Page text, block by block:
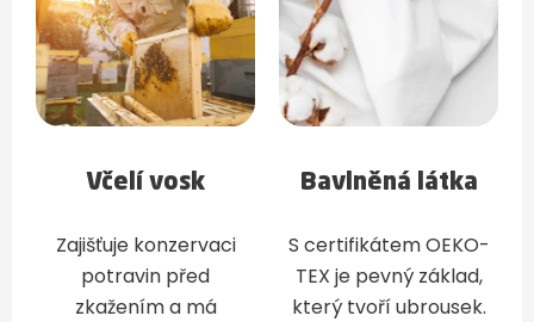
Včelí vosk
Zajišťuje konzervaci
potravin před
zkažením a má
Bavlněná látka
S certifikátem OEKO-
TEX je pevný základ,
který tvoří ubrousek.